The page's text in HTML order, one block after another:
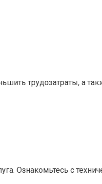
трудозатраты, а
Ознакомьтесь с